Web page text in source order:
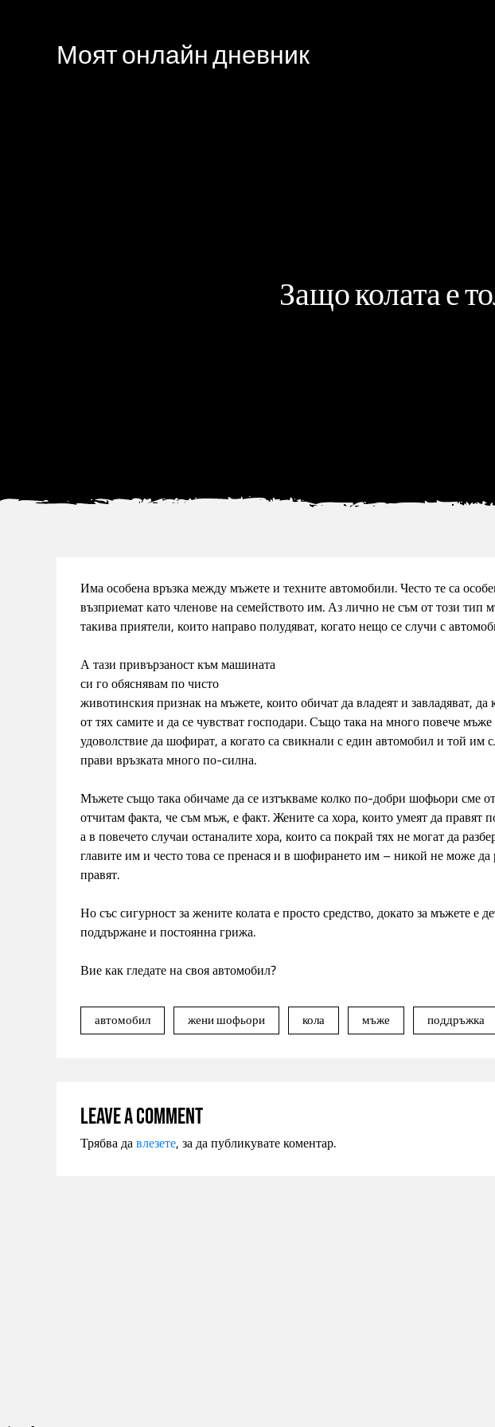
Моят онлайн дневник
Защо колата е
Има особена връзка между мъжете и техните автомобили. Често те са
възприемат като членове на семейството им. Аз лично не съм от този
такива приятели, които направо полудяват, когато нещо се случи с
А тази привързаност към машината
си го обяснявам по чисто
животинския признак на мъжете, които обичат да владеят и завладяват,
от тях самите и да се чувстват господари. Също така на много повече
удоволствие да шофират, а когато са свикнали с един автомобил и той
прави връзката много по-силна.
Мъжете също така обичаме да се изтъкваме колко по-добри шофьори сме
отчитам факта, че съм мъж, е факт. Жените са хора, които умеят да правят
а в повечето случаи останалите хора, които са покрай тях не могат да
главите им и често това се пренася и в шофирането им – никой не може да
правят.
Но със сигурност за жените колата е просто средство, докато за мъжете е
поддържане и постоянна грижа.
Вие как гледате на своя автомобил?
автомобил жени шофьори кола мъже поддръжка
Leave a comment
Трябва давлезете, за да публикувате коментар.